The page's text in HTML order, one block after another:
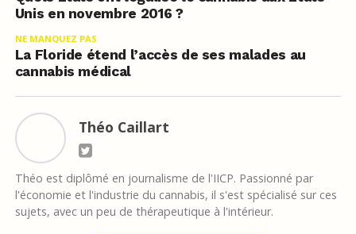
Unis en novembre 2016 ?
NE MANQUEZ PAS
La Floride étend l’accès de ses malades au
cannabis médical
Théo Caillart
Théo est diplômé en journalisme de l'IICP. Passionné par
l'économie et l'industrie du cannabis, il s'est spécialisé sur ces
sujets, avec un peu de thérapeutique à l'intérieur.